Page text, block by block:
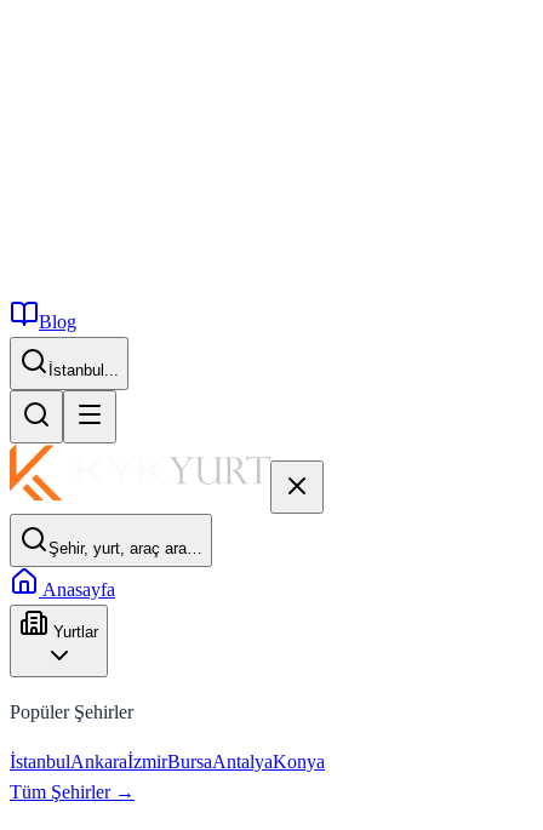
Blog
İstanbul...
Şehir, yurt, araç ara…
Anasayfa
Yurtlar
Popüler Şehirler
İstanbulAnkaraİzmirBursaAntalyaKonya
Tüm Şehirler →